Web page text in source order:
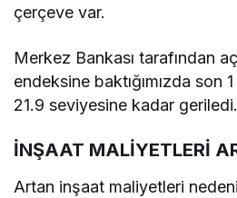
çerçeve var.
Merkez Bankası tarafından
endeksine baktığımızda son
21.9 seviyesine kadar geriledi.
İNŞAAT MALİYETLERİ
Artan inşaat maliyetleri